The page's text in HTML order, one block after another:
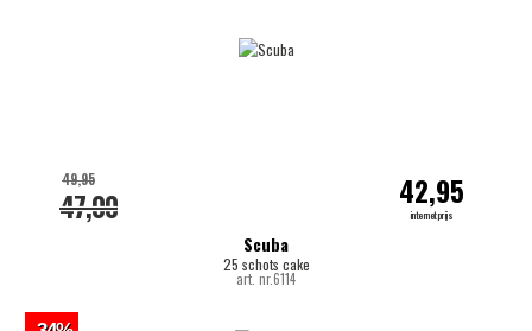
Scuba
25 schots cake
art. nr.6114
47,00
49,95 42,95
internetprijs